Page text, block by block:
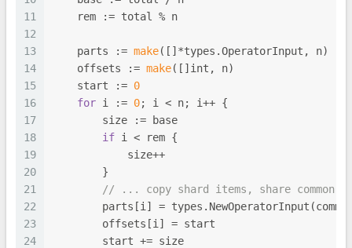
11
12
13
14
15
16
17
18
19
20
21
22
23
24
    rem := total % n
    parts :=
make([]*types.OperatorInput, n)
    offsets :=
make([] int , n)
    start :=
0
for i := 0; i < n; i++ {
        size := base
if i < rem {
            size++
        }
// ... copy shard items, share common
parts[i] =
        offsets[i] = start
        start += size